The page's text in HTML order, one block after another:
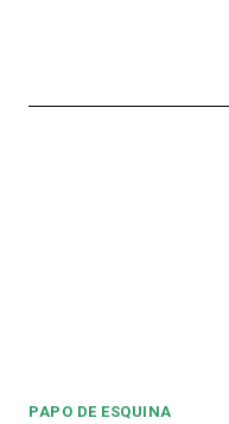
PAPO DE ESQUINA